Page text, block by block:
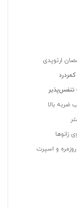
ارتوپدی
ضربه بالا
زانوها
و اسپرت